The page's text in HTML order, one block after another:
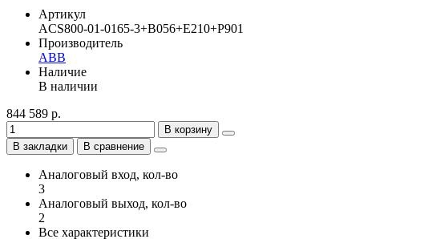
Артикул
ACS800-01-0165-3+B056+E210+P901
Производитель
ABB
Наличие
В наличии
844 589 р.
В корзину
В закладки
В сравнение
Аналоговый вход, кол-во
3
Аналоговый выход, кол-во
2
Все характеристики